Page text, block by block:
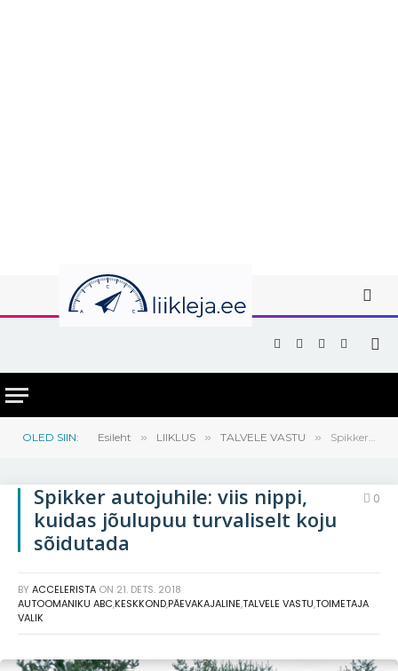
Facebook
X
(Twitter)
Instagram
YouTube
OLED SIIN: Esileht » LIIKLUS » TALVELE VASTU » Spikker autojuhile: viis nippi, kuidas jõulupuu turvaliselt koju sõidutada
Spikker autojuhile: viis nippi,
kuidas jõulupuu turvaliselt koju
sõidutada
0
BY ACCELERISTA ON 21. DETS. 2018
AUTOOMANIKU ABC,KESKKOND,PÄEVAKAJALINE,TALVELE VASTU,TOIMETAJA
VALIK